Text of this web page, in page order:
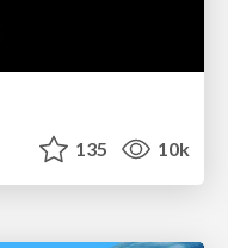
135 10k